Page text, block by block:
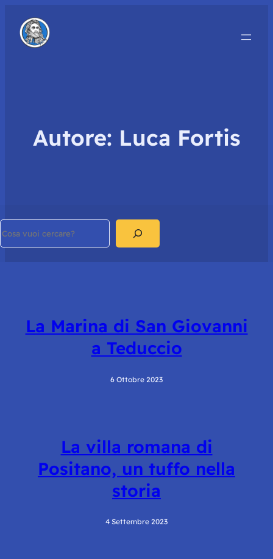
Autore: Luca Fortis
La Marina di San Giovanni
a Teduccio
6 Ottobre 2023
La villa romana di
Positano, un tuffo nella
storia
4 Settembre 2023